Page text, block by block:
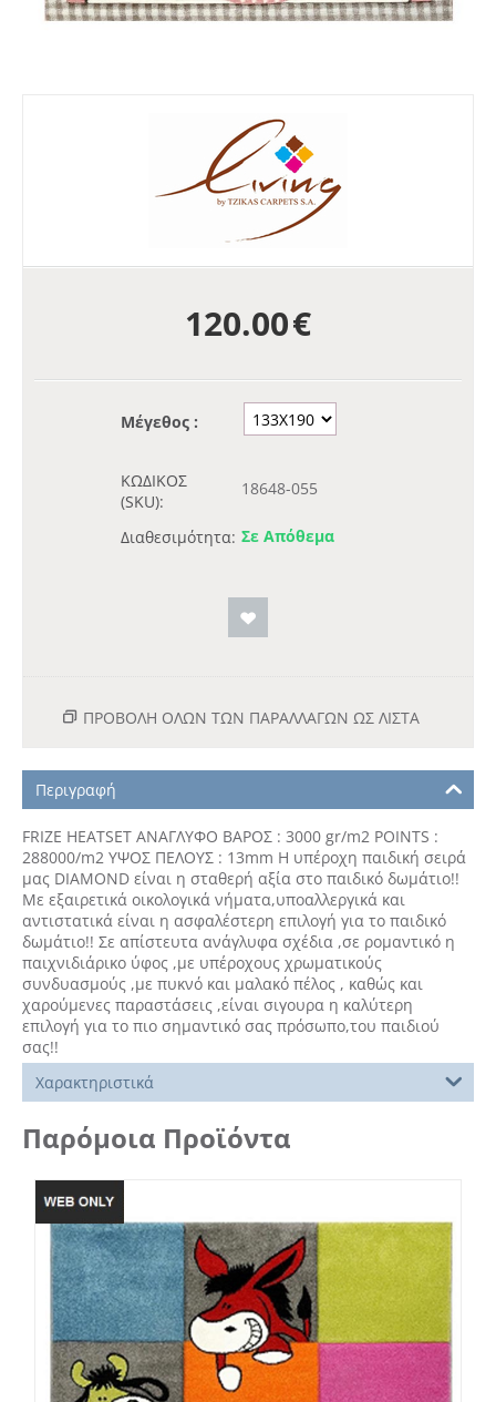
120.00€
Μέγεθος :
ΚΩΔΙΚΟΣ
(SKU):
18648-055
Διαθεσιμότητα: Σε Απόθεμα
ΠΡΟΒΟΛΗ ΟΛΩΝ ΤΩΝ ΠΑΡΑΛΛΑΓΏΝ ΩΣ ΛΊΣΤΑ
Περιγραφή
FRIZE HEATSET ΑΝΑΓΛΥΦΟ ΒΑΡΟΣ : 3000 gr/m2 POINTS :
288000/m2 ΥΨΟΣ ΠΕΛΟΥΣ : 13mm Η υπέροχη παιδική σειρά
μας DIAMOND είναι η σταθερή αξία στο παιδικό δωμάτιο!!
Με εξαιρετικά οικολογικά νήματα,υπoαλλεργικά και
αντιστατικά είναι η ασφαλέστερη επιλογή για το παιδικό
δωμάτιο!! Σε απίστευτα ανάγλυφα σχέδια ,σε ρομαντικό η
παιχνιδιάρικο ύφος ,με υπέροχους χρωματικούς
συνδυασμούς ,με πυκνό και μαλακό πέλος , καθώς και
χαρούμενες παραστάσεις ,είναι σιγουρα η καλύτερη
επιλογή για το πιο σημαντικό σας πρόσωπο,του παιδιού
σας!!
Χαρακτηριστικά
Παρόμοια Προϊόντα